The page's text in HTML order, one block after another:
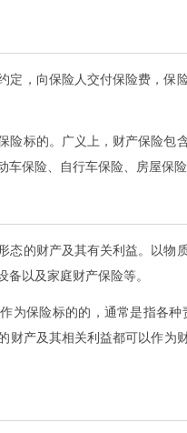
定，向保险人交付保险费，
险标的。广义上，财产保险
车保险、自行车保险、房屋保
态的财产及其有关利益。以
以及家庭财产保险等。
为保险标的的，通常是指各
财产及其相关利益都可以作